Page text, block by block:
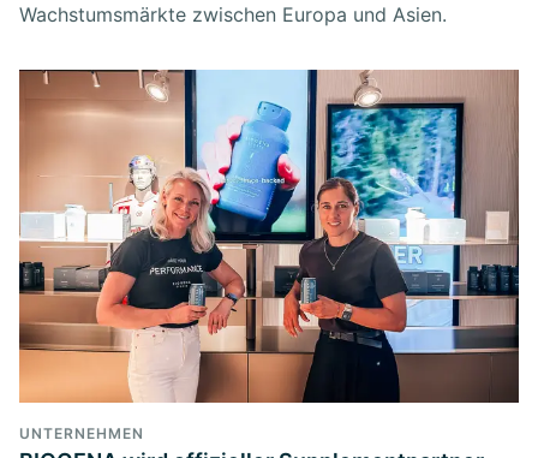
Wachstumsmärkte zwischen Europa und Asien.
UNTERNEHMEN